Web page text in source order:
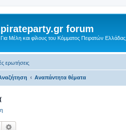
pirateparty.gr forum
Για Μέλη και φίλους του Κόμματος Πειρατών Ελλάδας.
ερωτήσεις
Αναπάντητα θέματα
Αναζήτηση